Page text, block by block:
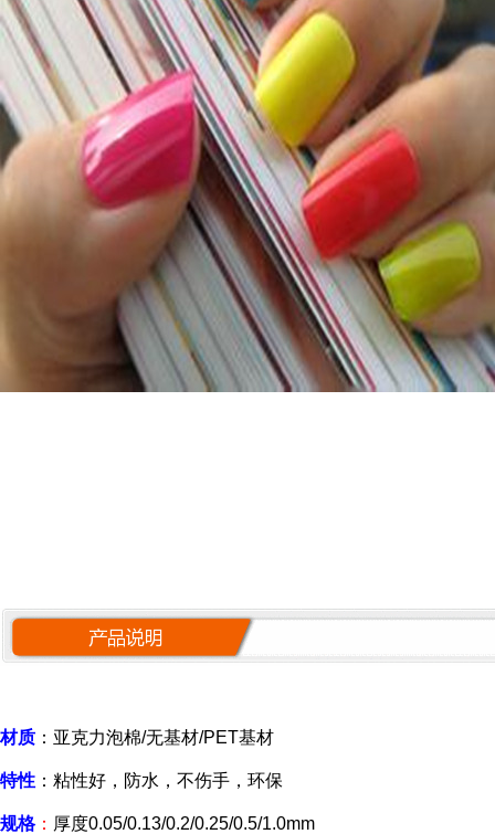
材质 ：亚克力泡棉/无基材/PET基材
特性 ：粘性好，防水，不伤手，环保
规格： 厚度0.05/0.13/0.2/0.25/0.5/1.0mm